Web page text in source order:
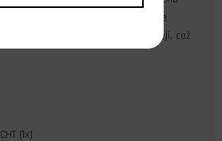
Nyní, díky technologii CHT (Core
filament zahřívat rovnoměrněji, což
(1x)